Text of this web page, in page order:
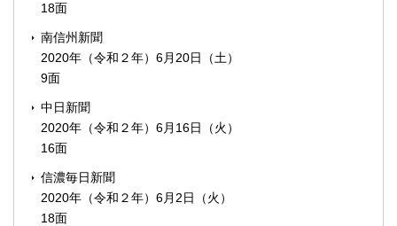
18面
南信州新聞
2020年（令和２年）6月20日（土）
9面
中日新聞
2020年（令和２年）6月16日（火）
16面
信濃毎日新聞
2020年（令和２年）6月2日（火）
18面